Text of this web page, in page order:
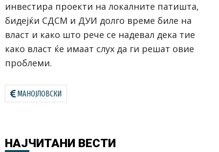
локални
патишта,
односно прв
дел од
улицата
од должина
од 600 метра
дел од улица
инвестира проекти на локалните патишта,
бидејќи СДСМ и ДУИ долго време биле на
власт и како што рече се надевал дека тие
како власт ќе имаат слух да ги решат овие
проблеми.
МАНОЈЛОВСКИ
НАЈЧИТАНИ ВЕСТИ